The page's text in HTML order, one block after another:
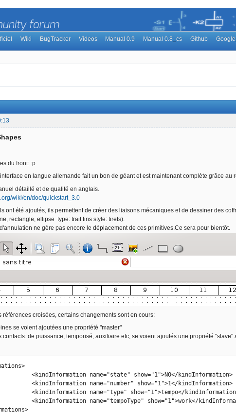
Wiki BugTracker Videos Manual 0.9 Manual 0.8_cs Github
du front: :p
en langue allemande fait un bon de géant et est maintenant complète grâce au
détaillé et de qualité en anglais.
wiki/en/doc/quickstart_3.0
ont été ajoutés, ils permettent de créer des liaisons mécaniques et de dessiner des
rectangle, ellipse type: trait fins style: tirets).
ne gère pas encore le déplacement de ces primitives.Ce sera pour bientôt.
références croisées, certains changements sont en cours:
se voient ajoutées une propriété "master"
contacts: de puissance, temporisé, auxiliaire etc, se voient ajoutés une propriété
show="1">NO</kindInformation>
show="1">1</kindInformation>
show="1">tempo</kindInformation>
show="1">work</kindInformation>